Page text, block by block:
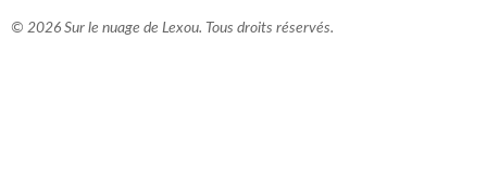
© 2026 Sur le nuage de Lexou. Tous droits réservés.